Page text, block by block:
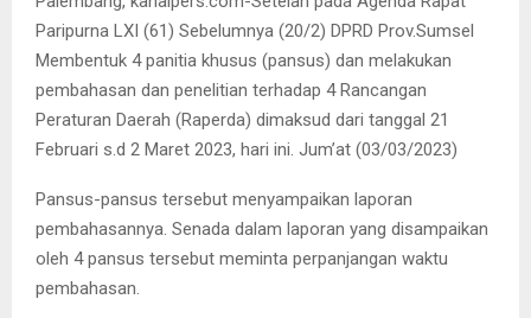
Paripurna LXI (61) Sebelumnya (20/2) DPRD Prov.Sumsel
Membentuk 4 panitia khusus (pansus) dan melakukan
pembahasan dan penelitian terhadap 4 Rancangan
Peraturan Daerah (Raperda) dimaksud dari tanggal 21
Februari s.d 2 Maret 2023, hari ini. Jum’at (03/03/2023)
Pansus-pansus tersebut menyampaikan laporan
pembahasannya. Senada dalam laporan yang disampaikan
oleh 4 pansus tersebut meminta perpanjangan waktu
pembahasan.